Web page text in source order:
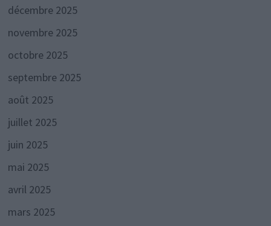
décembre 2025
novembre 2025
octobre 2025
septembre 2025
août 2025
juillet 2025
juin 2025
mai 2025
avril 2025
mars 2025